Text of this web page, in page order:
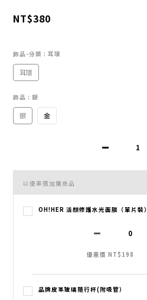
NT$380
飾品-分類 : 耳環
耳環
飾品 : 銀
銀 金
以優惠價加購商品
OH!HER 活顏修護水光面膜（單片裝）
優惠價 NT$198
品牌皮革玻璃隨行杯(附吸管）